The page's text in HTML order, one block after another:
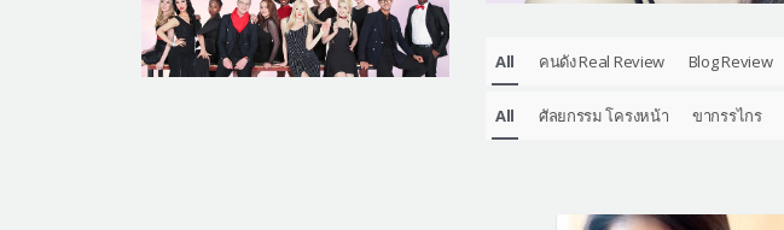
All คนดัง Real Review Blog Review
All ศัลยกรรม โครงหน้า ขากรรไกร